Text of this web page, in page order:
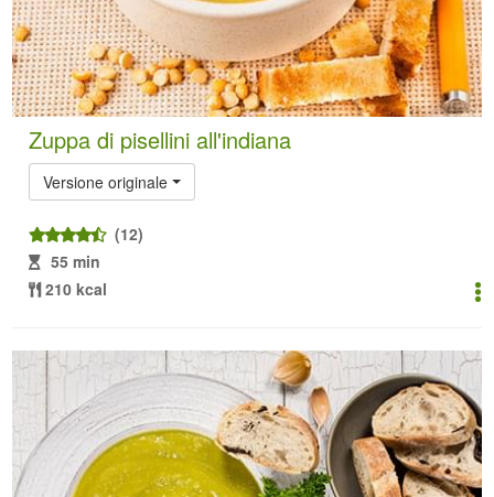
Zuppa di pisellini all'indiana
Versione originale
(12)
55 min
210 kcal